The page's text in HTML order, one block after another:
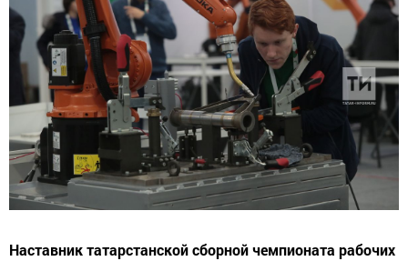
Наставник татарстанской сборной чемпионата рабочих